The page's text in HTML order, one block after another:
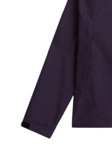
ideal contra a chuva
,
mantenha seco
inovadora permite
impede a entrada de
conforto incomparável.
Para aqueles que
mesmo em condições
integra aberturas com
aberturas são